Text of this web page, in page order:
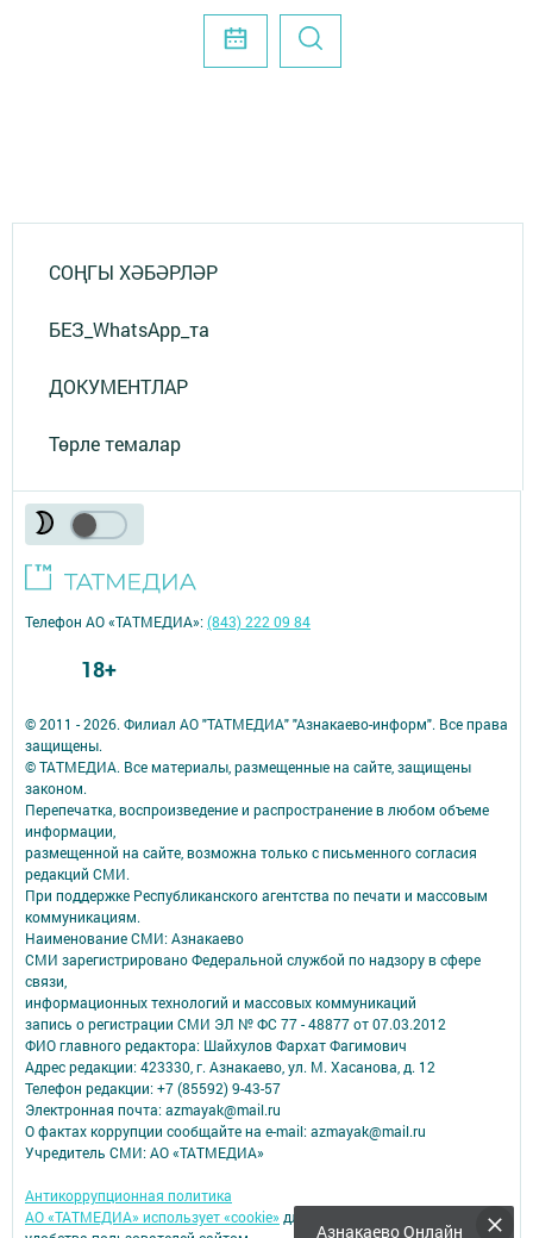
СОҢГЫ ХӘБӘРЛӘР
БЕЗ_WhatsApp_та
ДОКУМЕНТЛАР
Төрле темалар
Азнакаево Онлайн
© 2011 - 2026. Филиал АО "ТАТМЕДИА" "Азнакаево-информ". Все права
защищены.
© ТАТМЕДИА. Все материалы, размещенные на сайте, защищены
законом.
Перепечатка, воспроизведение и распространение в любом объеме
информации,
размещенной на сайте, возможна только с письменного согласия
редакций СМИ.
При поддержке Республиканского агентства по печати и массовым
коммуникациям.
Наименование СМИ: Азнакаево
СМИ зарегистрировано Федеральной службой по надзору в сфере
связи,
информационных технологий и массовых коммуникаций
запись о регистрации СМИ ЭЛ № ФС 77 - 48877 от 07.03.2012
ФИО главного редактора: Шайхулов Фархат Фагимович
Адрес редакции: 423330, г. Азнакаево, ул. М. Хасанова, д. 12
Телефон редакции: +7 (85592) 9-43-57
Электронная почта: azmayak@mail.ru
О фактах коррупции сообщайте на e-mail: azmayak@mail.ru
Учредитель СМИ: АО «ТАТМЕДИА»
Антикоррупционная политика
АО «ТАТМЕДИА» использует «cookie»для персонализации сервисов и
Телефон АО «ТАТМЕДИА»:(843) 222 09 84
18+